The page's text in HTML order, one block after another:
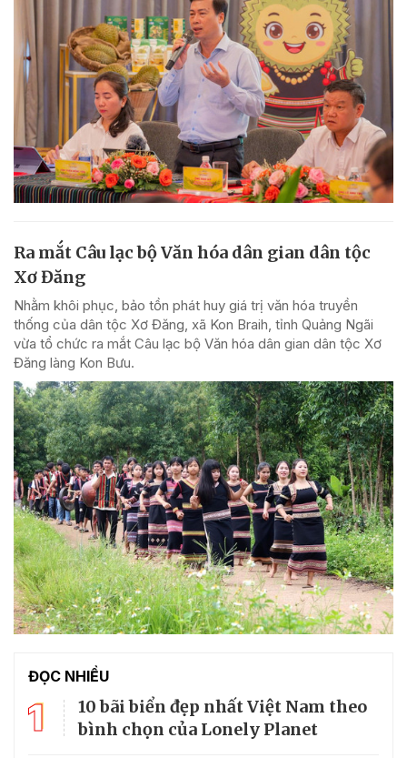
Ra mắt Câu lạc bộ Văn hóa dân gian dân tộc
Xơ Đăng
Nhằm khôi phục, bảo tồn phát huy giá trị văn hóa truyền
thống của dân tộc Xơ Đăng, xã Kon Braih, tỉnh Quảng Ngãi
vừa tổ chức ra mắt Câu lạc bộ Văn hóa dân gian dân tộc Xơ
Đăng làng Kon Bưu.
ĐỌC NHIỀU
1
10 bãi biển đẹp nhất Việt Nam theo
bình chọn của Lonely Planet